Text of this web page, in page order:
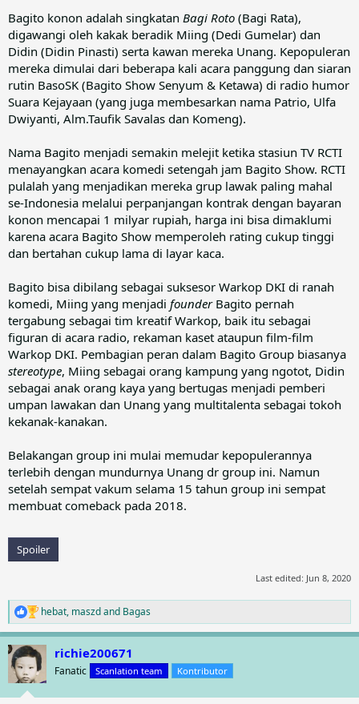
Bagito konon adalah singkatan Bagi Roto (Bagi Rata),
digawangi oleh kakak beradik Miing (Dedi Gumelar) dan
Didin (Didin Pinasti) serta kawan mereka Unang. Kepopuleran
mereka dimulai dari beberapa kali acara panggung dan siaran
rutin BasoSK (Bagito Show Senyum & Ketawa) di radio humor
Suara Kejayaan (yang juga membesarkan nama Patrio, Ulfa
Dwiyanti, Alm.Taufik Savalas dan Komeng).
Nama Bagito menjadi semakin melejit ketika stasiun TV RCTI
menayangkan acara komedi setengah jam Bagito Show. RCTI
pulalah yang menjadikan mereka grup lawak paling mahal
se-Indonesia melalui perpanjangan kontrak dengan bayaran
konon mencapai 1 milyar rupiah, harga ini bisa dimaklumi
karena acara Bagito Show memperoleh rating cukup tinggi
dan bertahan cukup lama di layar kaca.
Bagito bisa dibilang sebagai suksesor Warkop DKI di ranah
komedi, Miing yang menjadi founderBagito pernah
tergabung sebagai tim kreatif Warkop, baik itu sebagai
figuran di acara radio, rekaman kaset ataupun film-film
Warkop DKI. Pembagian peran dalam Bagito Group biasanya
stereotype, Miing sebagai orang kampung yang ngotot, Didin
sebagai anak orang kaya yang bertugas menjadi pemberi
umpan lawakan dan Unang yang multitalenta sebagai tokoh
kekanak-kanakan.
Belakangan group ini mulai memudar kepopulerannya
terlebih dengan mundurnya Unang dr group ini. Namun
setelah sempat vakum selama 15 tahun group ini sempat
membuat comeback pada 2018.
Spoiler
Last edited: Jun 8, 2020
R
e
a
c
t
i
hebat, maszdand Bagas
richie200671
Fanatic Scanlation team Kontributor